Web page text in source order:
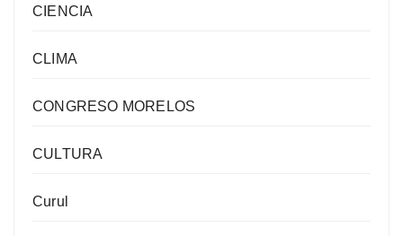
CIENCIA
CLIMA
CONGRESO MORELOS
CULTURA
Curul